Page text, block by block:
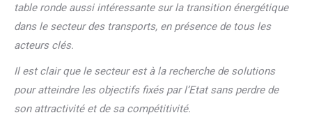
table ronde aussi intéressante sur la transition énergétique
dans le secteur des transports, en présence de tous les
acteurs clés.
Il est clair que le secteur est à la recherche de solutions
pour atteindre les objectifs fixés par l’Etat sans perdre de
son attractivité et de sa compétitivité.